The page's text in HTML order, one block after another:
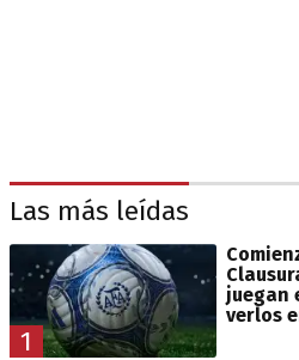
Las más leídas
1
juegan
verlos